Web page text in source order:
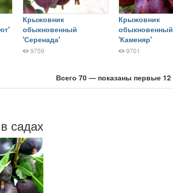
Крыжовник
обыкновенный
'Серенада'
9759
Крыжовник
обыкновенный
'Каменяр'
9701
Всего 70 — показаны первые 12
садах